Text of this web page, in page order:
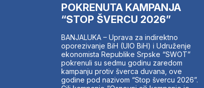
POKRENUTA KAMPANJA
“STOP ŠVERCU 2026”
BANJALUKA – Uprava za indirektno
oporezivanje BiH (UIO BiH) i Udruženje
ekonomista Republike Srpske “SWOT”
pokrenuli su sedmu godinu zaredom
kampanju protiv šverca duvana, ove
godine pod nazivom “Stop švercu 2026”.